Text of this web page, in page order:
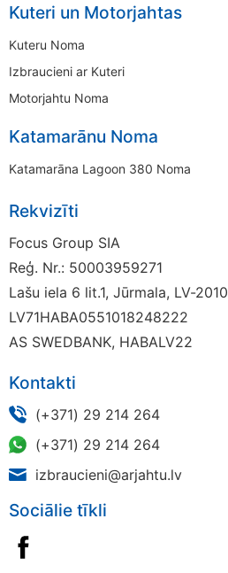
Kuteri un Motorjahtas
Kuteru Noma
Izbraucieni ar Kuteri
Motorjahtu Noma
Katamarānu Noma
Katamarāna Lagoon 380 Noma
Rekvizīti
Focus Group SIA
Reģ. Nr.: 50003959271
Lašu iela 6 lit.1, Jūrmala, LV-2010
LV71HABA0551018248222
AS SWEDBANK, HABALV22
Kontakti
(+371) 29 214 264
(+371) 29 214 264
izbraucieni@arjahtu.lv
Sociālie tīkli